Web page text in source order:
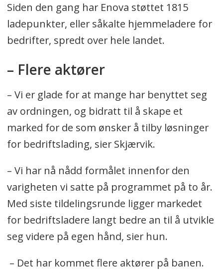
ned og teknologien tas i bruk, også
uten Enovas virkemidler.
offentlige ladestasjoner for tyngre
.«Underveislading for tunge
kjøretøy».
Denne ordningen skal bidra til å
kjøretøy på de lengre
transportetappene, og i tilfeller hvor
kjøretøyene har en daglig
kjørelengde utover forventet
rekkevidde. Totalt innvilget til 42
Siden den gang har Enova støttet 1815
ladepunkter, eller såkalte hjemmeladere for
bedrifter, spredt over hele landet.
– Flere aktører
– Vi er glade for at mange har benyttet seg
av ordningen, og bidratt til å skape et
marked for de som ønsker å tilby løsninger
for bedriftslading, sier Skjærvik.
– Vi har nå nådd formålet innenfor den
varigheten vi satte på programmet på to år.
Med siste tildelingsrunde ligger markedet
for bedriftsladere langt bedre an til å utvikle
seg videre på egen hånd, sier hun.
– Det har kommet flere aktører på banen.